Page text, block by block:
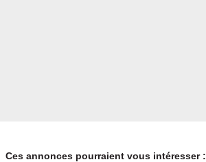
Ces annonces pourraient vous intéresser :